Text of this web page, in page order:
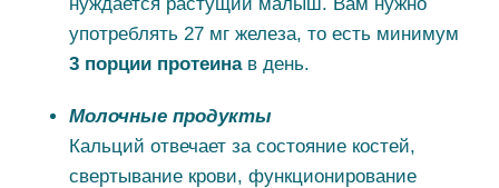
употреблять 27 мг железа, то есть минимум
3 порции протеина в день.
Молочные продукты
Кальций отвечает за состояние костей,
свертывание крови, функционирование